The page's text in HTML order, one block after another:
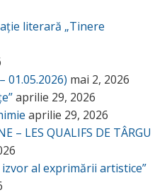
literară „Tinere
01.05.2026) mai 2, 2026
aprilie 29, 2026
aprilie 29, 2026
– LES QUALIFS DE TÂRGU
al exprimării artistice”